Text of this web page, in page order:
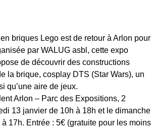
en briques Lego est de retour à Arlon pour
par WALUG asbl, cette expo
de découvrir des constructions
la brique, cosplay DTS (Star Wars), un
qu’une aire de jeux.
Arlon – Parc des Expositions, 2
13 janvier de 10h à 18h et le dimanche
17h. Entrée : 5€ (gratuite pour les moins